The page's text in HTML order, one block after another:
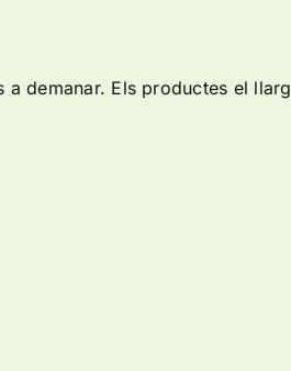
a demanar. Els productes el llarg